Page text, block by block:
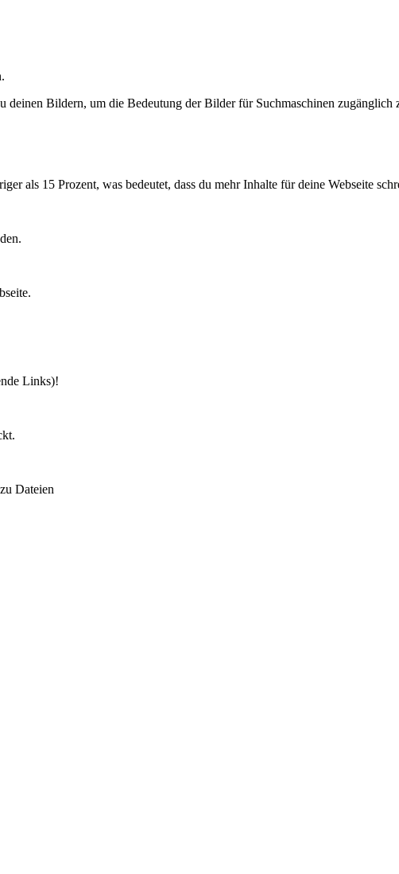
deinen Bildern, um die Bedeutung der Bilder für Suchmaschinen zugänglich
als 15 Prozent, was bedeutet, dass du mehr Inhalte für deine Webseite
Links)!
Dateien